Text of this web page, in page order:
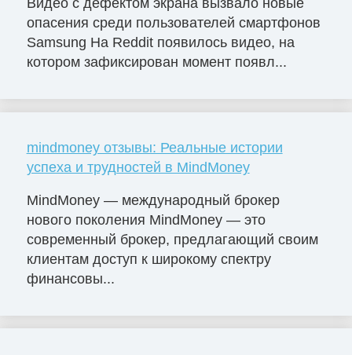
Видео с дефектом экрана вызвало новые
опасения среди пользователей смартфонов
Samsung На Reddit появилось видео, на
котором зафиксирован момент появл...
mindmoney отзывы: Реальные истории
успеха и трудностей в MindMoney
MindMoney — международный брокер
нового поколения MindMoney — это
современный брокер, предлагающий своим
клиентам доступ к широкому спектру
финансовы...